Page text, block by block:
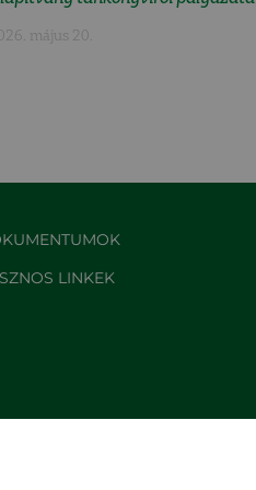
május 20.
LINKEK